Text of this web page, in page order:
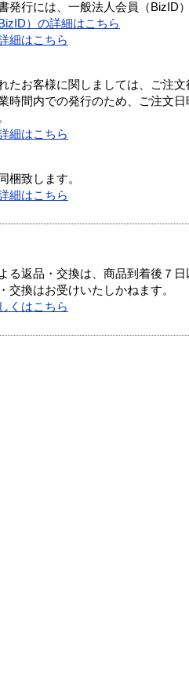
発行には、一般法人会員（BizID
）の詳細はこちら
細はこちら
たお客様に関しましては、ご注文
時間内での発行のため、ご注文
細はこちら
梱致します。
細はこちら
る返品・交換は、商品到着後７
交換はお受けいたしかねます。
くはこちら